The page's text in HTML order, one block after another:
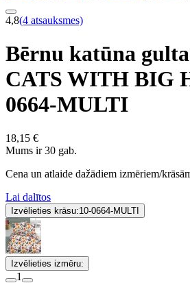
4,8(4 atsauksmes)
Bērnu katūna
CATS WITH BIG
0664-MULTI
18,15 €
Mums ir 30 gab.
Cena un atlaide dažādiem izmēriem/
Lai dalītos
Izvēlieties krāsu:10-0664-MULTI
Izvēlieties izmēru:
1